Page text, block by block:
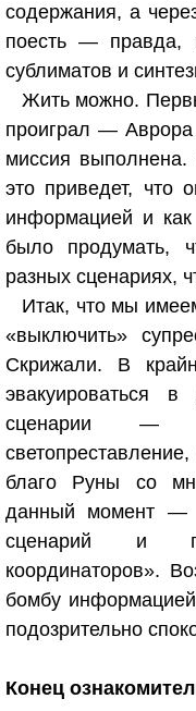
содержания, а
поесть — правда,
сублиматов и
Жить можно.
проиграл — Аврора
миссия выполнена.
это приведет, что
информацией и
было продумать,
разных сценариях,
Итак, что мы
«выключить»
Скрижали. В
сценарии —
благо Руны со
данный момент —
сценарий и
координаторов».
бомбу
подозрительно
Конец